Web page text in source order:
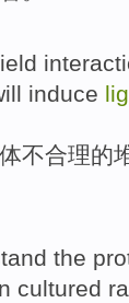
induce lig
体不合理的
the
cultured